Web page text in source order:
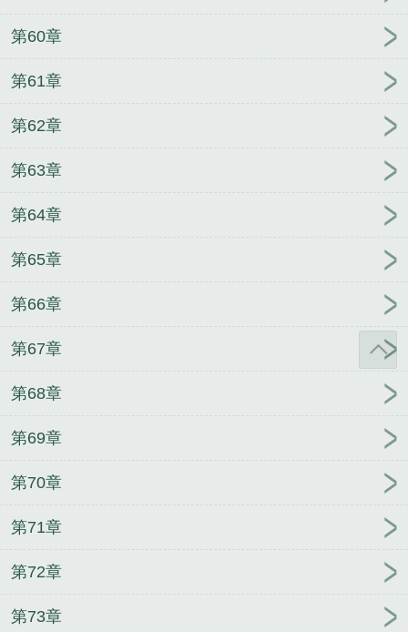
第60章
第61章
第62章
第63章
第64章
第65章
第66章
第67章
第68章
第69章
第70章
第71章
第72章
第73章